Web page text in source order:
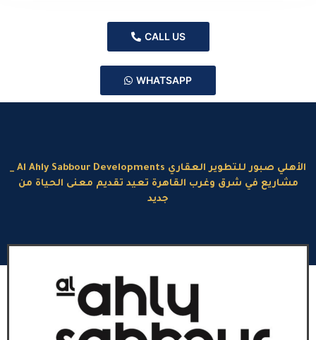
CALL US
WHATSAPP
مشاريع في شرق وغرب القاهرة تعيد تقديم معنى الحياة من
جديد